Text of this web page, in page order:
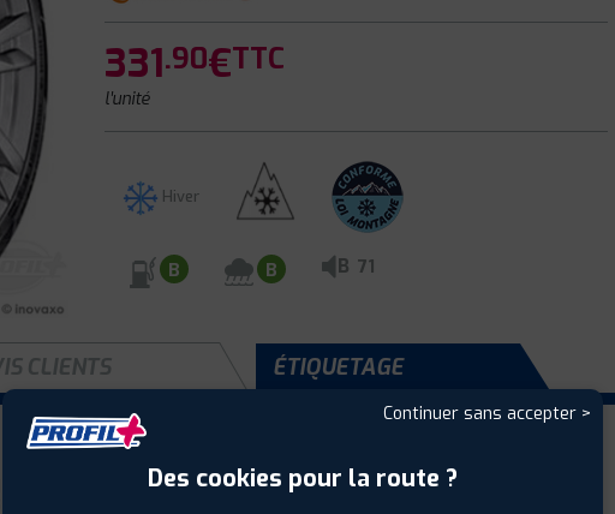
331.90€TTC
l'unité
Hiver
B B B 71
CLIENTS ÉTIQUETAGE
Hiver
Continuer sans accepter >
Des cookies pour la route ?